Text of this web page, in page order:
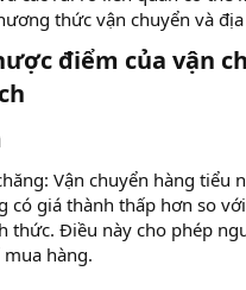
thức vận chuyển và
điểm của vận
Vận chuyển hàng tiểu
có giá thành thấp hơn so
thức. Điều này cho phép
hàng.